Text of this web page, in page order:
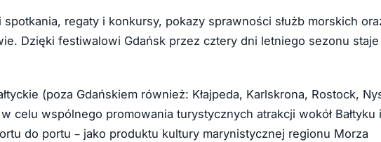
spotkania, regaty i konkursy, pokazy sprawności służb morskich
Dzięki festiwalowi Gdańsk przez cztery dni letniego sezonu
(poza Gdańskiem również: Kłajpeda, Karlskrona, Rostock,
celu wspólnego promowania turystycznych atrakcji wokół Bałtyku i
do portu – jako produktu kultury marynistycznej regionu Morza